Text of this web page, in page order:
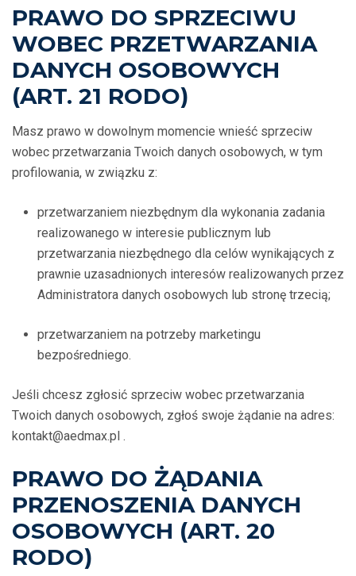
PRAWO DO SPRZECIWU
WOBEC PRZETWARZANIA
DANYCH OSOBOWYCH
(ART. 21 RODO)
Masz prawo w dowolnym momencie wnieść sprzeciw
wobec przetwarzania Twoich danych osobowych, w tym
profilowania, w związku z:
przetwarzaniem niezbędnym dla wykonania zadania
realizowanego w interesie publicznym lub
przetwarzania niezbędnego dla celów wynikających z
prawnie uzasadnionych interesów realizowanych przez
Administratora danych osobowych lub stronę trzecią;
przetwarzaniem na potrzeby marketingu
bezpośredniego.
Jeśli chcesz zgłosić sprzeciw wobec przetwarzania
Twoich danych osobowych, zgłoś swoje żądanie na adres:
kontakt@aedmax.pl .
PRAWO DO ŻĄDANIA
PRZENOSZENIA DANYCH
OSOBOWYCH (ART. 20
RODO)